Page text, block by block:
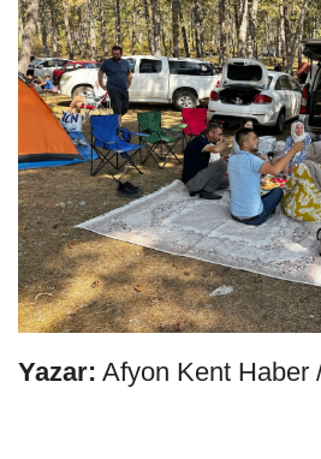
Yazar: Afyon Kent Haber